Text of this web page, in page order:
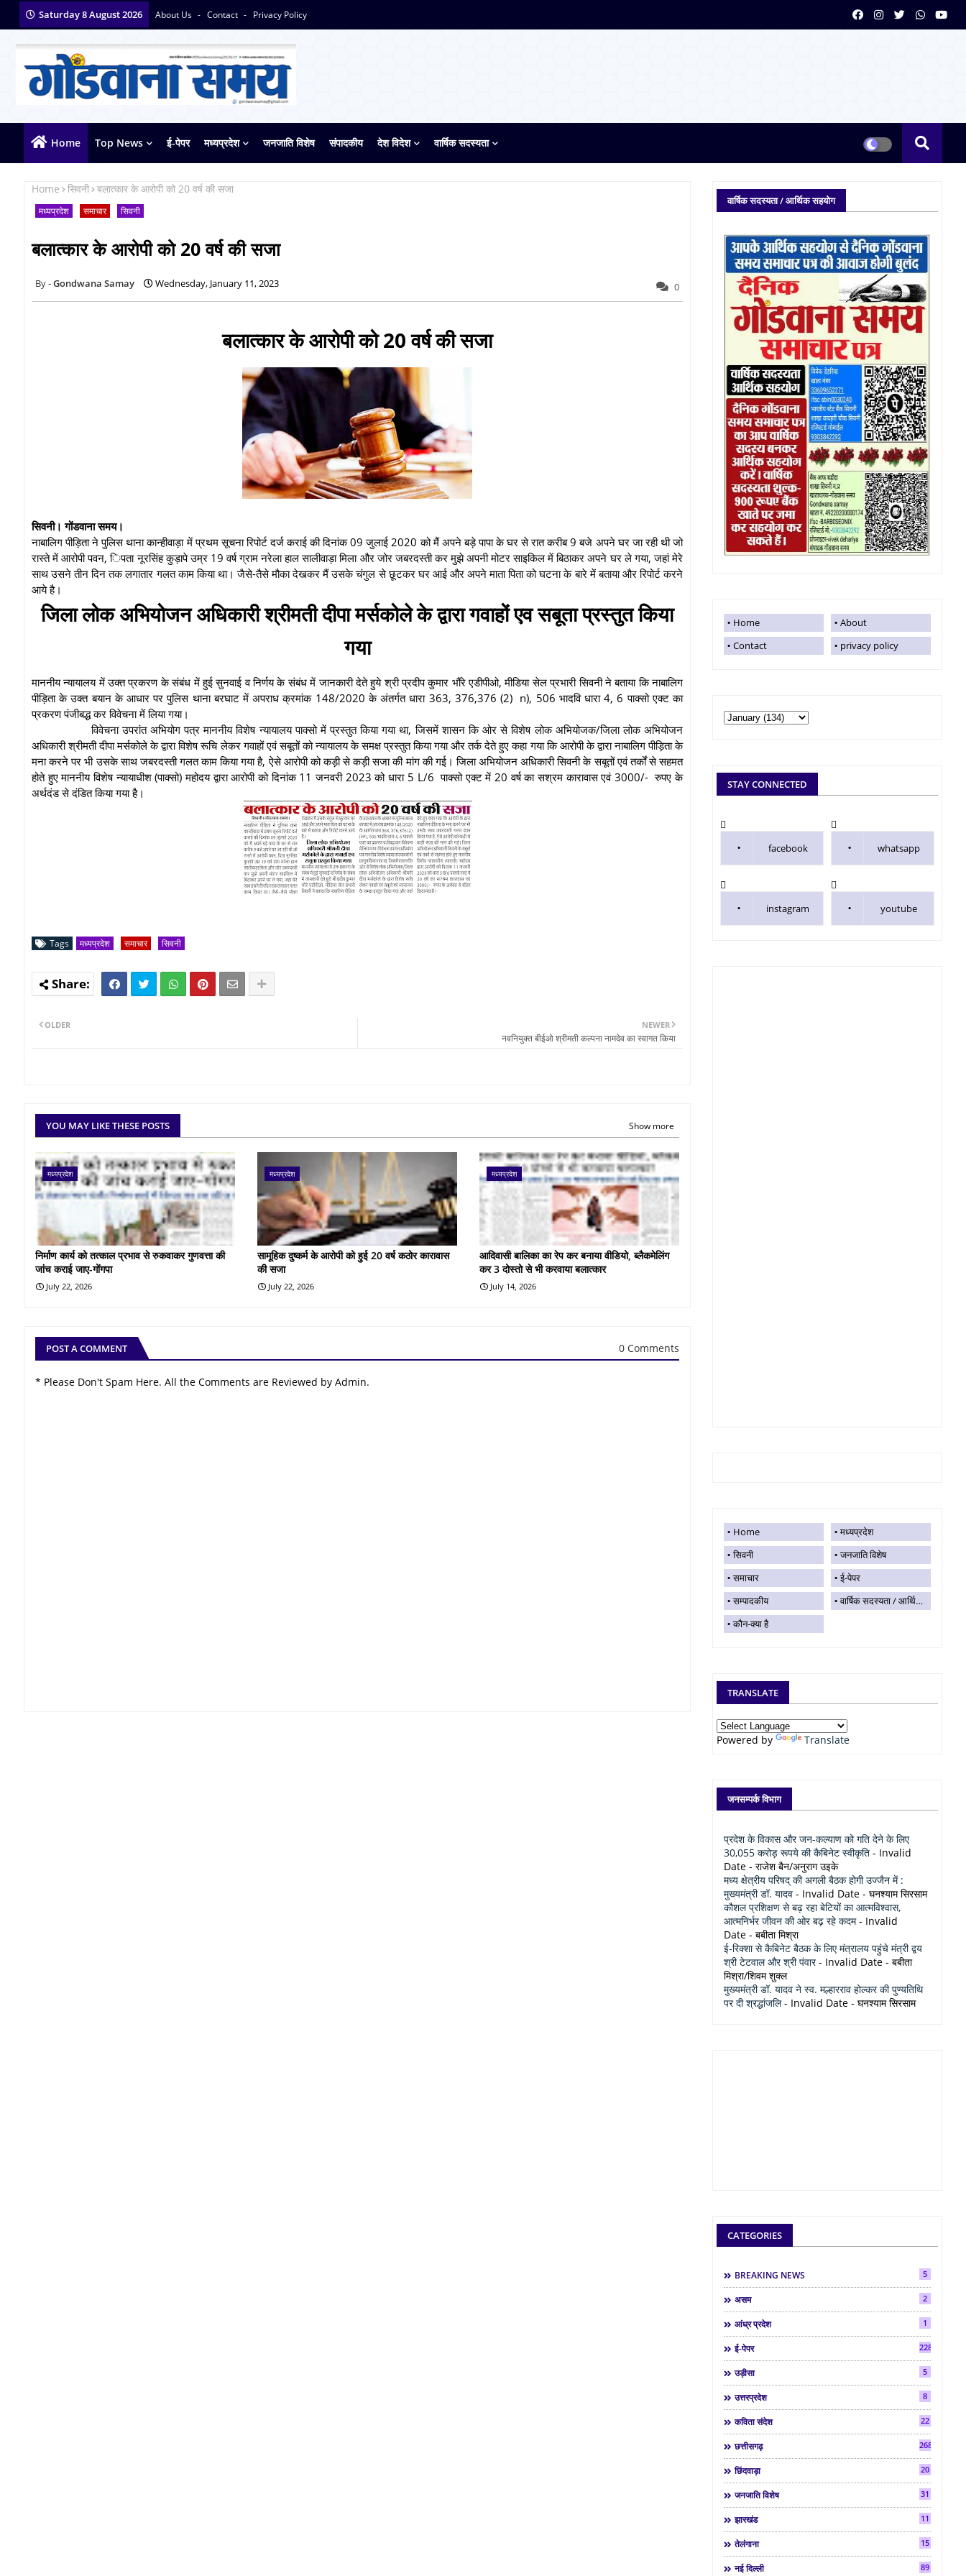
Saturday 8 August 2026 About Us Contact Privacy Policy
Home Top News ई-पेपर मध्यप्रदेश जनजाति विशेष संपादकीय देश विदेश वार्षिक सदस्यता
Home सिवनी बलात्कार के आरोपी को 20 वर्ष की सजा
मध्यप्रदेश समाचार सिवनी
बलात्कार के आरोपी को 20 वर्ष की सजा
Gondwana Samay Wednesday, January 11, 2023 0
बलात्कार के आरोपी को 20 वर्ष की सजा
सिवनी। गोंडवाना समय।
नाबालिग पीड़िता ने पुलिस थाना कान्हीवाड़ा में प्रथम सूचना रिपोर्ट दर्ज कराई की दिनांक 09 जुलाई 2020 को मैं अपने बड़े पापा के घर से रात करीब 9 बजे अपने घर जा रही थी जो
रास्ते में आरोपी पवन, िपता नूरसिंह कुड़ापे उम्र 19 वर्ष ग्राम नरेला हाल सालीवाड़ा मिला और जोर जबरदस्ती कर मुझे अपनी मोटर साइकिल में बिठाकर अपने घर ले गया, जहां मेरे
साथ उसने तीन दिन तक लगातार गलत काम किया था। जैसे-तैसे मौका देखकर मैं उसके चंगुल से छूटकर घर आई और अपने माता पिता को घटना के बारे में बताया और रिपोर्ट करने
आये है।
जिला लोक अभियोजन अधिकारी श्रीमती दीपा मर्सकोले के द्वारा गवाहों एव सबूता प्रस्तुत किया
गया
माननीय न्यायालय में उक्त प्रकरण के संबंध में हुई सुनवाई व निर्णय के संबंध में जानकारी देते हुये श्री प्रदीप कुमार भौंरे एडीपीओ, मीडिया सेल प्रभारी सिवनी ने बताया कि नाबालिग
पीड़िता के उक्त बयान के आधार पर पुलिस थाना बरघाट में अपराध क्रमांक 148/2020 के अंतर्गत धारा 363, 376,376 (2) n), 506 भादवि धारा 4, 6 पाक्सो एक्ट का
प्रकरण पंजीबद्ध कर विवेचना में लिया गया।
विवेचना उपरांत अभियोग पत्र माननीय विशेष न्यायालय पाक्सो में प्रस्तुत किया गया था, जिसमें शासन कि ओर से विशेष लोक अभियोजक/जिला लोक अभियोजन
अधिकारी श्रीमती दीपा मर्सकोले के द्वारा विशेष रूचि लेकर गवाहों एवं सबूतों को न्यायालय के समक्ष प्रस्तुत किया गया और तर्क देते हुए कहा गया कि आरोपी के द्वारा नाबालिग पीड़िता के
मना करने पर भी उसके साथ जबरदस्ती गलत काम किया गया है, ऐसे आरोपी को कड़ी से कड़ी सजा की मांग की गई। जिला अभियोजन अधिकारी सिवनी के सबूतों एवं तर्कों से सहमत
होते हुए माननीय विशेष न्यायाधीश (पाक्सो) महोदय द्वारा आरोपी को दिनांक 11 जनवरी 2023 को धारा 5 L/6 पाक्सो एक्ट में 20 वर्ष का स‌श्रम कारावास एवं 3000/- रुपए के
अर्थदंड से दंडित किया गया है।
Tags मध्यप्रदेश समाचार सिवनी
NEWER
नवनियुक्त बीईओ श्रीमती कल्पना नामदेव का स्वागत किया
OLDER
YOU MAY LIKE THESE POSTS Show more
मध्यप्रदेश
निर्माण कार्य को तत्काल प्रभाव से रुकवाकर गुणवत्ता की
जांच कराई जाए-गोंगपा
July 22, 2026
मध्यप्रदेश
सामूहिक दुष्कर्म के आरोपी को हुई 20 वर्ष कठोर कारावास
की सजा
July 22, 2026
मध्यप्रदेश
आदिवासी बालिका का रेप कर बनाया वीडियो, ब्लैकमेलिंग
कर 3 दोस्तो से भी करवाया बलात्कार
July 14, 2026
POST A COMMENT 0 Comments
* Please Don't Spam Here. All the Comments are Reviewed by Admin.
वार्षिक सदस्यता / आर्थिक सहयोग
Home
About
Contact
privacy policy
STAY CONNECTED
facebook whatsapp
instagram youtube
Home
मध्यप्रदेश
सिवनी
जनजाति विशेष
समाचार
ई-पेपर
सम्पादकीय
वार्षिक सदस्यता / आर्थिक सहयोग
कौन-क्या है
TRANSLATE
Powered by Translate
जनसम्पर्क विभाग
प्रदेश के विकास और जन-कल्याण को गति देने के लिए
30,055 करोड़ रूपये की कैबिनेट स्वीकृति - Invalid
Date - राजेश बैन/अनुराग उइके
मध्य क्षेत्रीय परिषद् की अगली बैठक होगी उज्जैन में :
मुख्यमंत्री डॉ. यादव - Invalid Date - घनश्याम सिरसाम
कौशल प्रशिक्षण से बढ़ रहा बेटियों का आत्मविश्वास,
आत्मनिर्भर जीवन की ओर बढ़ रहे कदम- Invalid
Date - बबीता मिश्रा
ई-रिक्शा से कैबिनेट बैठक के लिए मंत्रालय पहुंचे मंत्री द्वय
श्री टेटवाल और श्री पंवार- Invalid Date - बबीता
मिश्रा/शिवम शुक्ल
मुख्यमंत्री डॉ. यादव ने स्व. मल्हारराव होल्कर की पुण्यतिथि
पर दी श्रद्धांजलि- Invalid Date - घनश्याम सिरसाम
CATEGORIES
BREAKING NEWS 5
असम 2
आंध्र प्रदेश 1
ई-पेपर 2286
उड़ीसा 5
उत्तरप्रदेश 8
कविता संदेश 22
छत्तीसगढ़ 268
छिंदवाड़ा 20
जनजाति विशेष 31
झारखंड 11
तेलंगाना 15
नई दिल्ली 89